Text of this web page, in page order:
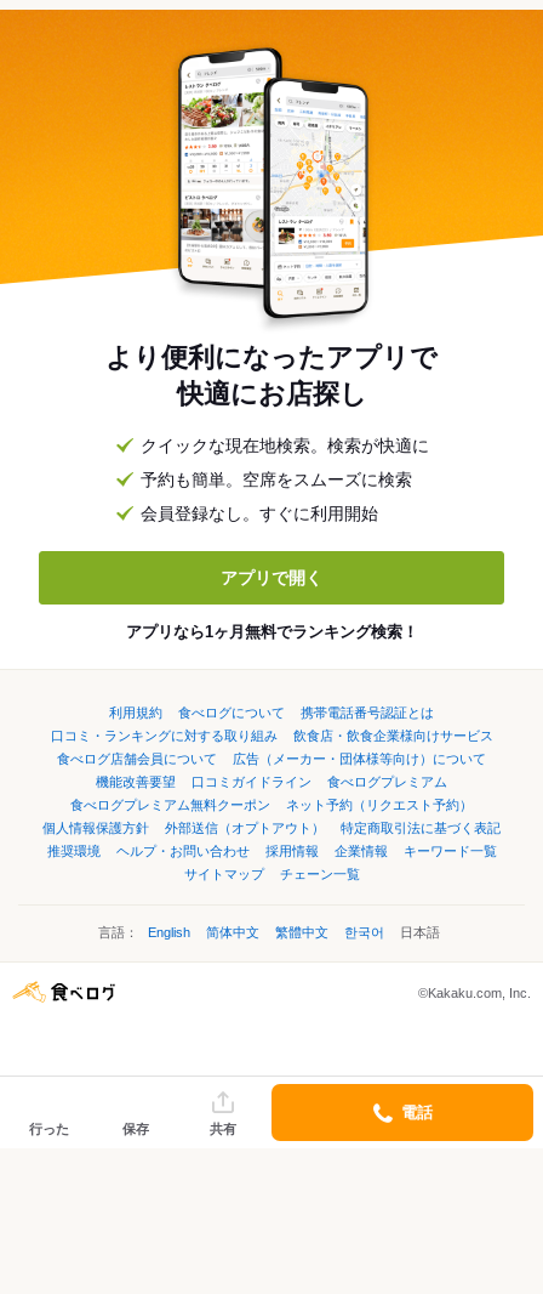
より便利になったアプリで
快適にお店探し
クイックな現在地検索。検索が快適に
予約も簡単。空席をスムーズに検索
会員登録なし。すぐに利用開始
アプリで開く
アプリなら1ヶ月無料でランキング検索！
利用規約 食べログについて
携帯電話番号認証とは
口コミ・ランキングに対する取り組み
飲食店・飲食企業様向けサービス
食べログ店舗会員について
広告（メーカー・団体様等向け）について
機能改善要望
口コミガイドライン
食べログプレミアム
食べログプレミアム無料クーポン
ネット予約（リクエスト予約）
個人情報保護方針
外部送信（オプトアウト）
特定商取引法に基づく表記
推奨環境
ヘルプ・お問い合わせ 採用情報 企業情報
キーワード一覧
サイトマップ
チェーン一覧
言語： English 简体中文 繁體中文 한국어 日本語
©Kakaku.com, Inc.
行った 保存 共有
電話